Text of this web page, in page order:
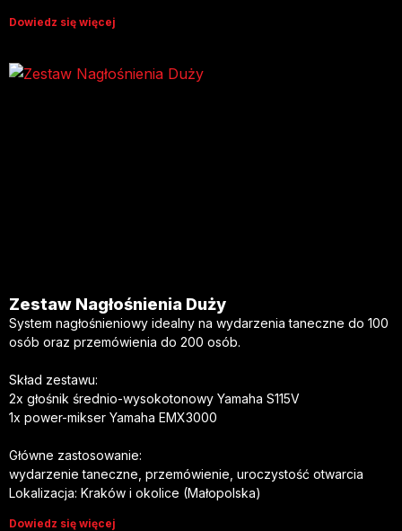
Dowiedz się więcej
Zestaw Nagłośnienia Duży
System nagłośnieniowy idealny na wydarzenia taneczne do 100
osób oraz przemówienia do 200 osób.
Skład zestawu:
2x głośnik średnio-wysokotonowy Yamaha S115V
1x power-mikser Yamaha EMX3000
Główne zastosowanie:
wydarzenie taneczne, przemówienie, uroczystość otwarcia
Lokalizacja: Kraków i okolice (Małopolska)
Dowiedz się więcej